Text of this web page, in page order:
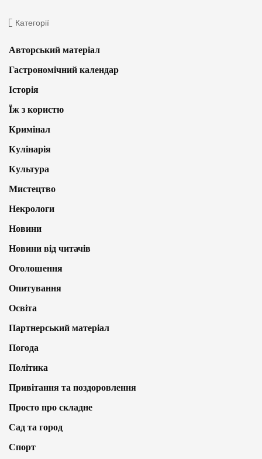
Категорії
Авторський матеріал
Гастрономічний календар
Історія
Їж з користю
Кримінал
Кулінарія
Культура
Мистецтво
Некрологи
Новини
Новини від читачів
Оголошення
Опитування
Освіта
Партнерський матеріал
Погода
Політика
Привітання та поздоровлення
Просто про складне
Сад та город
Спорт